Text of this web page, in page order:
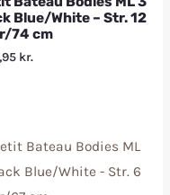
Blue/White – Str. 12
74 cm
kr.